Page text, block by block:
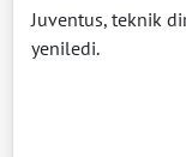
Juventus, teknik
yeniledi.